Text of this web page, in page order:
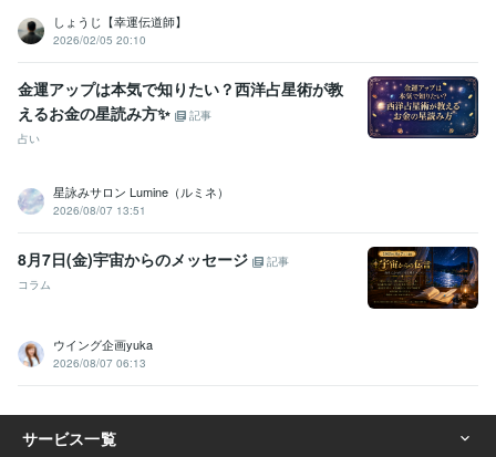
しょうじ【幸運伝道師】
2026/02/05 20:10
金運アップは本気で知りたい？西洋占星術が教
えるお金の星読み方✨
記事
占い
星詠みサロン Lumine（ルミネ）
2026/08/07 13:51
8月7日(金)宇宙からのメッセージ
記事
コラム
ウイング企画yuka
2026/08/07 06:13